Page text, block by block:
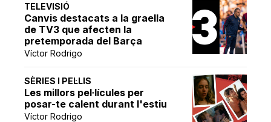
TELEVISIÓ
Canvis destacats a la graella
de TV3 que afecten la
pretemporada del Barça
Víctor Rodrigo
SÈRIES I PEL·LIS
Les millors pel·lícules per
posar-te calent durant l'estiu
Víctor Rodrigo